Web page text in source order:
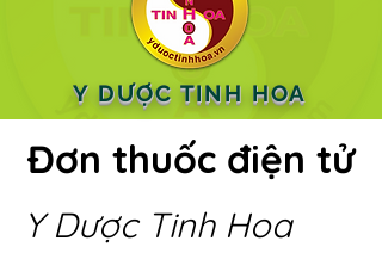
Y DƯỢC TINH HOA
Đơn thuốc điện tử
Y Dược Tinh Hoa